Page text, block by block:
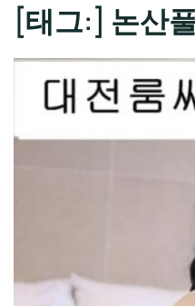
[태그:] 논산